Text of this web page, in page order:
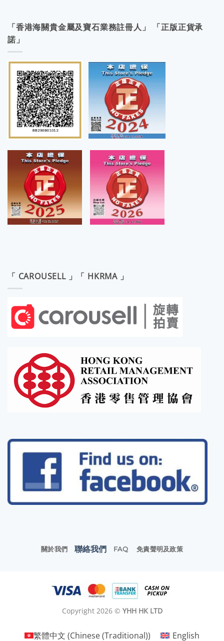
「香港海關貴金屬及寶石業務註冊人」 「正版正貨承
諾」
「 CAROUSELL 」「 HKRMA 」
關於我們 聯絡我們 FAQ 免責聲明及政策
Copyright 2026 © YHH HK LTD
繁體中文 (Chinese (Traditional)) English